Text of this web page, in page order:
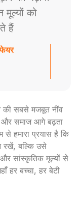
मूल्यों को
हैं
की सबसे मजबूत नींव
और समाज आगे बढ़ता
हमारा प्रयास है कि
रखें, बल्कि उसे
और सांस्कृतिक मूल्यों से
हर बच्चा, हर बेटी